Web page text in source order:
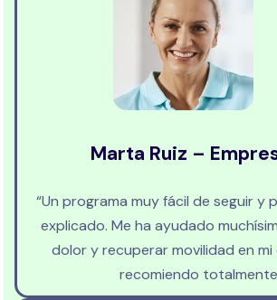
Marta Ruiz –
“Un programa muy fácil de seguir y
explicado. Me ha ayudado
dolor y recuperar movilidad en mi
recomiendo